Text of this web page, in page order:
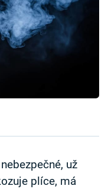
už
plíce, má